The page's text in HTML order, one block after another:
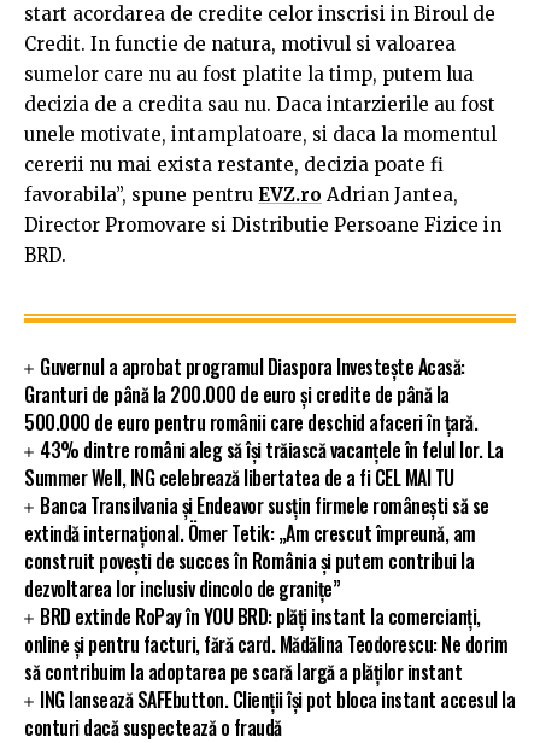
start acordarea de credite celor inscrisi in Biroul de
Credit. In functie de natura, motivul si valoarea
sumelor care nu au fost platite la timp, putem lua
decizia de a credita sau nu. Daca intarzierile au fost
unele motivate, intamplatoare, si daca la momentul
cererii nu mai exista restante, decizia poate fi
favorabila”, spune pentru EVZ.ro Adrian Jantea,
Director Promovare si Distributie Persoane Fizice in
BRD.
Guvernul a aprobat programul Diaspora Investește Acasă:
Granturi de până la 200.000 de euro și credite de până la
500.000 de euro pentru românii care deschid afaceri în țară.
43% dintre români aleg să își trăiască vacanțele în felul lor. La
Summer Well, ING celebrează libertatea de a fi CEL MAI TU
Banca Transilvania și Endeavor susțin firmele românești să se
extindă internațional. Ömer Tetik: „Am crescut împreună, am
construit povești de succes în România și putem contribui la
dezvoltarea lor inclusiv dincolo de granițe”
BRD extinde RoPay în YOU BRD: plăți instant la comercianți,
online și pentru facturi, fără card. Mădălina Teodorescu: Ne dorim
să contribuim la adoptarea pe scară largă a plăților instant
ING lansează SAFEbutton. Clienții își pot bloca instant accesul la
conturi dacă suspectează o fraudă